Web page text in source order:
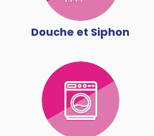
Douche et Siphon